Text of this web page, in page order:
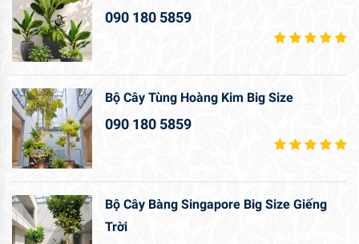
090 180 5859
Bộ Cây Tùng Hoàng Kim Big Size
090 180 5859
Bộ Cây Bàng Singapore Big Size Giếng
Trời